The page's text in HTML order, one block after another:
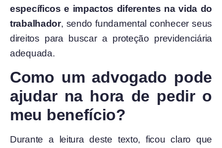
específicos e impactos diferentes na vida do
trabalhador, sendo fundamental conhecer seus
direitos para buscar a proteção previdenciária
adequada.
Como um advogado pode
ajudar na hora de pedir o
meu benefício?
Durante a leitura deste texto, ficou claro que